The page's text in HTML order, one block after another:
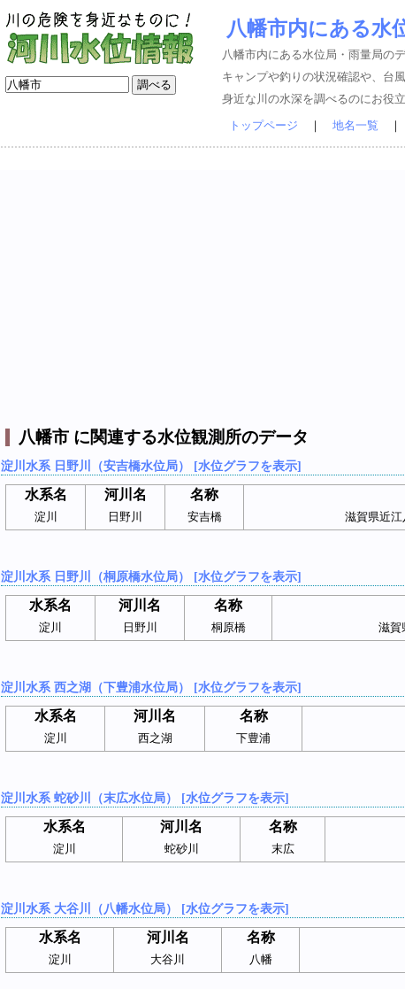
八幡市内にある水
八幡市内にある水位局・雨量局の
キャンプや釣りの状況確認や、台
身近な川の水深を調べるのにお役立
トップページ 地名一覧
八幡市 に関連する水位観測所のデータ
淀川水系 日野川（安吉橋水位局） [水位グラフを表示]
水系名 河川名 名称
淀川 日野川 安吉橋 滋賀県近
淀川水系 日野川（桐原橋水位局） [水位グラフを表示]
水系名 河川名 名称
淀川 日野川 桐原橋 滋賀
淀川水系 西之湖（下豊浦水位局） [水位グラフを表示]
水系名 河川名 名称
淀川 西之湖 下豊浦
淀川水系 蛇砂川（末広水位局） [水位グラフを表示]
水系名 河川名 名称
淀川 蛇砂川 末広
淀川水系 大谷川（八幡水位局） [水位グラフを表示]
水系名 河川名 名称
淀川 大谷川 八幡